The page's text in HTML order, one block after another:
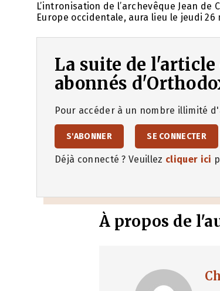
L’intronisation de l’archevêque Jean
Europe occidentale, aura lieu le jeudi
La suite de l'article
abonnés
Pour accéder à un nombre illimité
S'ABONNER SE CONNECTER
Déjà connecté ? Veuillez cliquer ici
À propos de